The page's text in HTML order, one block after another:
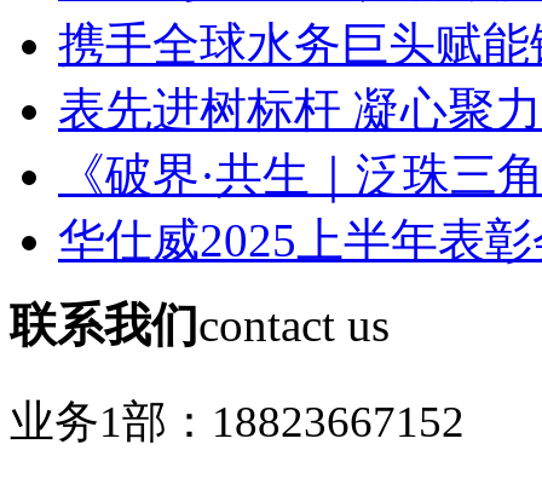
携手全球水务巨头赋
表先进树标杆 凝心聚
《破界·共生｜泛珠三
华仕威2025上半年表
联系我们contact us
业务1部： 18823667152